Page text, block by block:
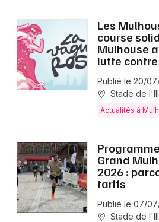
Les
course
Mulhouse
lutte
Publié le 20/
Stade de
Actualités à
Grand
2026 :
tarifs
Publié le 07/
Stade de